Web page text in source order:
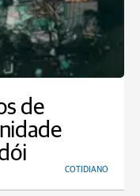
de
COTIDIANO